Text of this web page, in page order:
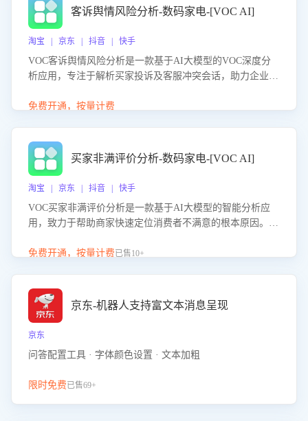
客诉舆情风险分析-数码家电-[VOC AI]
淘宝 | 京东 | 抖音 | 快手
VOC客诉舆情风险分析是一款基于AI大模型的VOC深度分
析应用，专注于解析买家投诉及客服冲突会话，助力企业精
别客户情绪、归因争议根源，并客观评估客服应对合理性与
能力，阻断差评扩散，维护品牌声誉，实现客户满意度的持
续提升。
免费开通，按量计费
买家非满评价分析-数码家电-[VOC AI]
淘宝 | 京东 | 抖音 | 快手
VOC买家非满评价分析是一款基于AI大模型的智能分析应
用，致力于帮助商家快速定位消费者不满意的根本原因。该
客服原因或其它部门原因，明确责任归属，提供可落地的改
改，有效提升客户满意度和店铺整体服务质量。
免费开通，按量计费已售10+
京东-机器人支持富文本消息呈现
京东
问答配置工具 · 字体颜色设置 · 文本加粗
限时免费已售69+